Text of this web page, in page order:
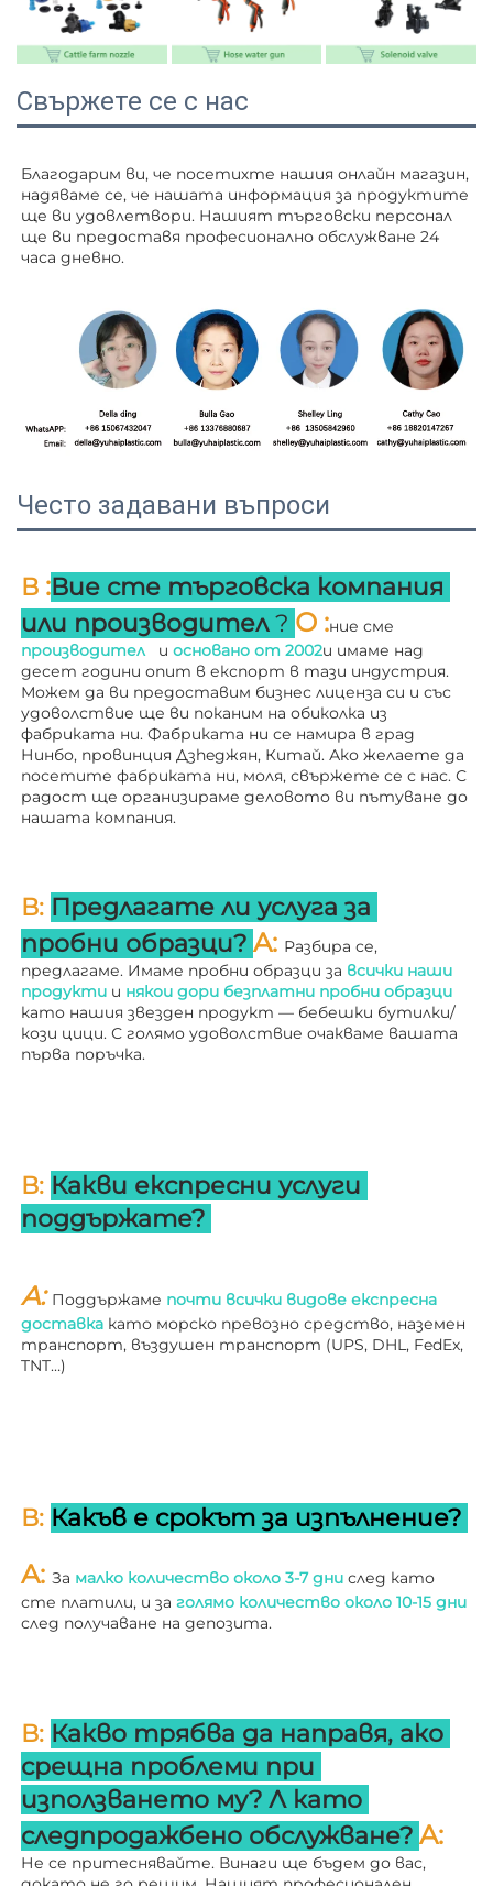
Свържете се с нас
Благодарим ви, че посетихте нашия онлайн магазин,
надяваме се, че нашата информация за продуктите
ще ви удовлетвори. Нашият търговски персонал
ще ви предоставя професионално обслужване 24
часа дневно.
Често задавани въпроси
В :Вие сте търговска компания
или производител ? О :
производител и основано от 2002и имаме над
десет години опит в експорт в тази индустрия.
Можем да ви предоставим бизнес лиценза си и със
удоволствие ще ви поканим на обиколка из
фабриката ни. Фабриката ни се намира в град
Нинбо, провинция Дзheджян, Китай. Ако желаете да
посетите фабриката ни, моля, свържете се с нас. С
радост ще организираме деловото ви пътуване до
нашата компания.
В: Предлагате ли услуга за
пробни образци? A: Разбира се,
предлагаме. Имаме пробни образци за всички наши
продукти и
като нашия звезден продукт — бебешки бутилки/
кози цици. С голямо удоволствие очакваме вашата
първа поръчка.
В: Какви експресни услуги
поддържате?
A: Поддържаме почти всички видове експресна
доставка като морско превозно средство, наземен
транспорт, въздушен транспорт (UPS, DHL, FedEx,
TNT…)
В: Какъв е срокът за изпълнение?
A: За малко количество около 3-7 дни след като
сте платили, и за
след получаване на депозита.
В: Какво трябва да направя, ако
срещна проблеми при
използването му? Л като
следпродажбено обслужване?
Не се притеснявайте. Винаги ще бъдем до вас,